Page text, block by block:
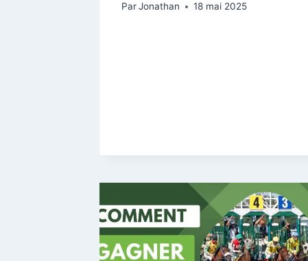
ParJonathan 18 mai 2025